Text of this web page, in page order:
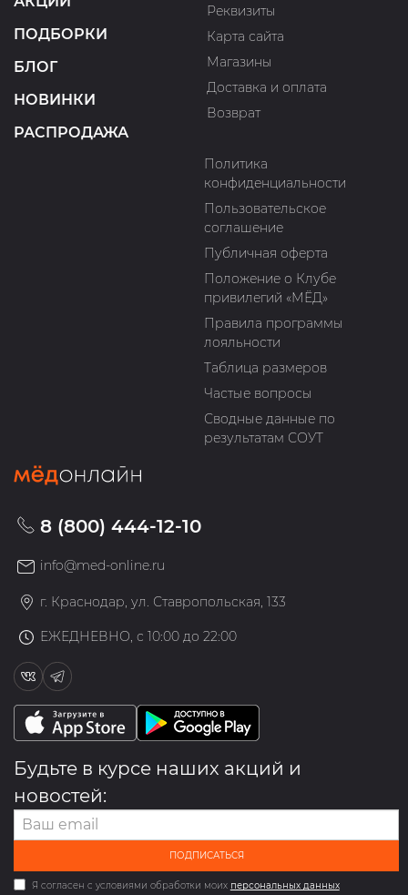
ПОДБОРКИ
БЛОГ
НОВИНКИ
РАСПРОДАЖА
Реквизиты
Карта сайта
Магазины
Доставка и оплата
Возврат
Политика
конфиденциальности
Пользовательское
соглашение
Публичная оферта
Положение о Клубе
привилегий «МЁД»
Правила программы
лояльности
Таблица размеров
Частые вопросы
Сводные данные по
результатам СОУТ
8 (800) 444-12-10
info@med-online.ru
г. Краснодар, ул. Ставропольская, 133
ЕЖЕДНЕВНО, с 10:00 до 22:00
Будьте в курсе наших акций и
новостей:
ПОДПИСАТЬСЯ
Я согласен с условиями обработки моих персональных данных